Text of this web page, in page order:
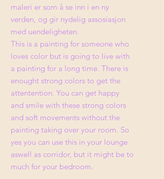
maleri er som å se inn i en ny
verden, og gir nydelig assosiasjon
med uendeligheten.
This is a painting for someone who
loves color but is going to live with
a painting for a long time. There is
enought strong colors to get the
attentention. You can get happy
and smile with these strong colors
and soft movements without the
painting taking over your room. So
yes you can use this in your lounge
aswell as corridor, but it might be to
much for your bedroom.